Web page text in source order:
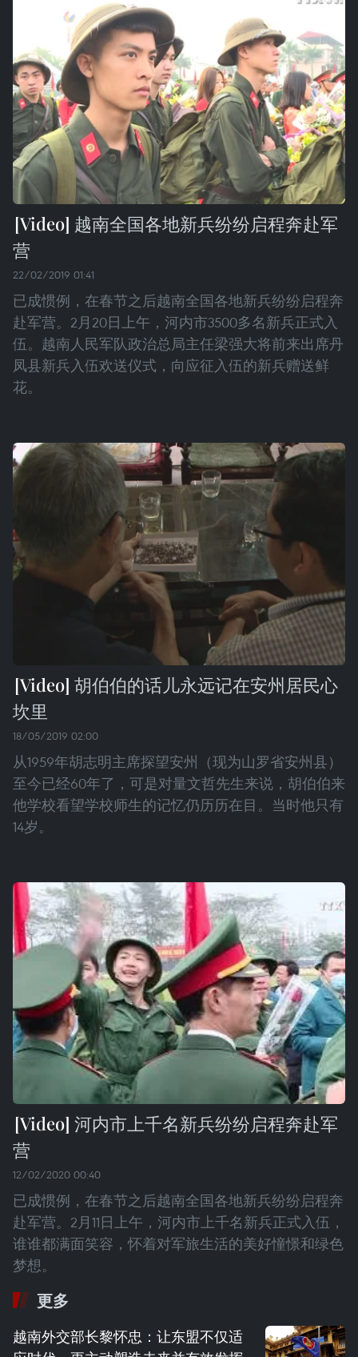
越南全国各地新兵纷纷启程奔赴军
营
22/02/2019 01:41
已成惯例，在春节之后越南全国各地新兵纷纷启程奔
赴军营。2月20日上午，河内市3500多名新兵正式入
伍。越南人民军队政治总局主任梁强大将前来出席丹
凤县新兵入伍欢送仪式，向应征入伍的新兵赠送鲜
花。
胡伯伯的话儿永远记在安州居民心
坎里
18/05/2019 02:00
从1959年胡志明主席探望安州（现为山罗省安州县）
至今已经60年了，可是对量文哲先生来说，胡伯伯来
他学校看望学校师生的记忆仍历历在目。当时他只有
14岁。
河内市上千名新兵纷纷启程奔赴军
营
12/02/2020 00:40
已成惯例，在春节之后越南全国各地新兵纷纷启程奔
赴军营。2月11日上午，河内市上千名新兵正式入伍，
谁谁都满面笑容，怀着对军旅生活的美好憧憬和绿色
梦想。
更多
越南外交部长黎怀忠：让东盟不仅适